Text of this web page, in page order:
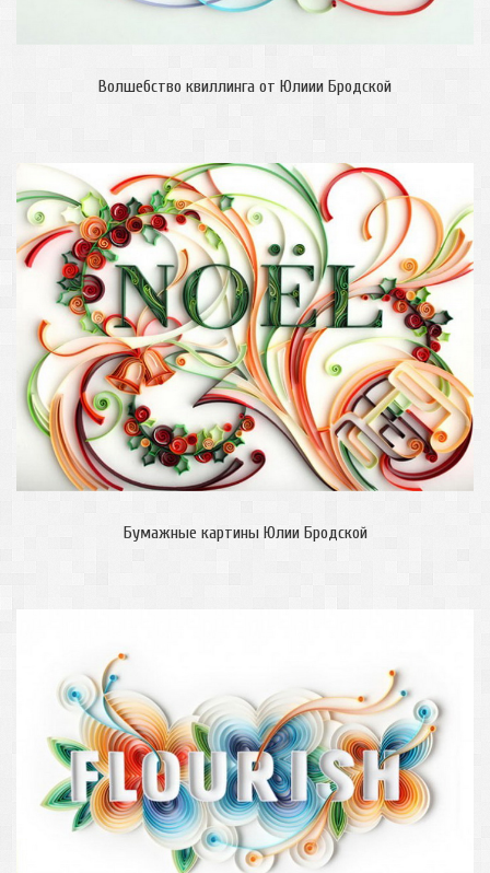
Волшебство квиллинга от Юлиии Бродской
Бумажные картины Юлии Бродской